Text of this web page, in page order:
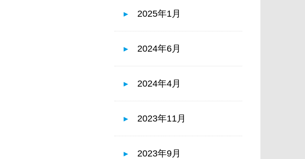
2025年1月
2024年6月
2024年4月
2023年11月
2023年9月